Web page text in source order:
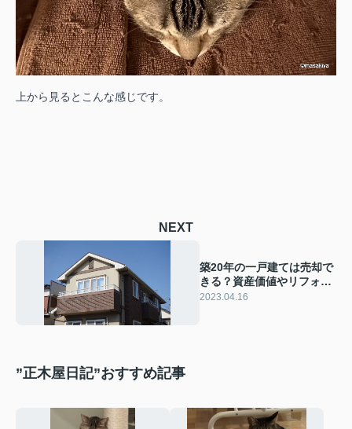
上から見るとこんな感じです。
NEXT
築20年の一戸建ては売却で
きる？資産価値やリフォー
ムの必要性をご紹介！
2023.04.16
”正木屋日記”おすすめ記事